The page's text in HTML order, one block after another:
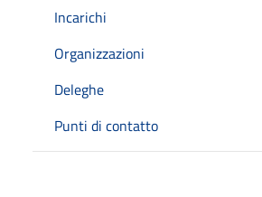
Incarichi
Organizzazioni
Deleghe
Punti di contatto